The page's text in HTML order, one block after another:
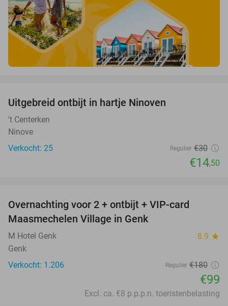
Uitgebreid ontbijt in hartje Ninoven
't Centerken
Ninove
Verkocht: 25
Regulier €30
€14,50
Overnachting voor 2 + ontbijt + VIP-card
Maasmechelen Village in Genk
M Hotel Genk 8.9 star
Genk
Verkocht: 1.206
Regulier €180
€99
Excl. ca. €8 p.p.p.n. toeristenbelasting